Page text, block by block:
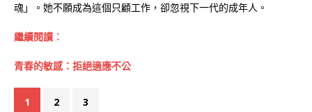
魂」。她不願成為這個只顧工作，卻忽視下一代的成年人。
繼續閱讀︰
青春的敏感：拒絕適應不公
1 2 3